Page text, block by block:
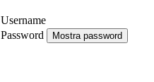
Username
Password
Mostra password